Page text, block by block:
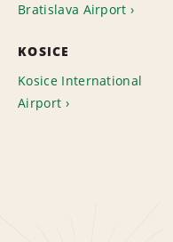
Bratislava Airport
KOSICE
Kosice International
Airport